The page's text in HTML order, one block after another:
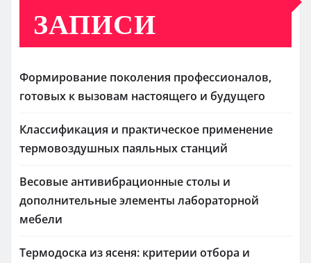
ЗАПИСИ
Формирование поколения профессионалов,
готовых к вызовам настоящего и будущего
Классификация и практическое применение
термовоздушных паяльных станций
Весовые антивибрационные столы и
дополнительные элементы лабораторной
мебели
Термодоска из ясеня: критерии отбора и